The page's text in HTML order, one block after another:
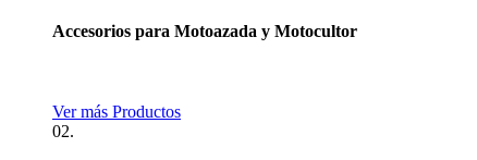
Accesorios para Motoazada y Motocultor
Ver más Productos
02.